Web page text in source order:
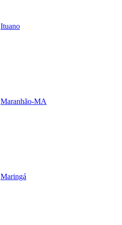
Ituano
Maranhão-MA
Maringá